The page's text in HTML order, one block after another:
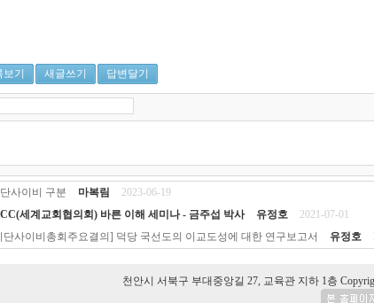
기
새글쓰기 답변달기
사이비 구분 마복림
2023-06-19
세계교회협의회) 바른 이해 세미나 - 금주섭 박사
유정호
2021-07-01
단사이비총회주요결의] 덕당 국선도의 이교도성에 대한 연구보고서
유정호
천안시 서북구 부대중앙길 27, 교육관 지하 1층